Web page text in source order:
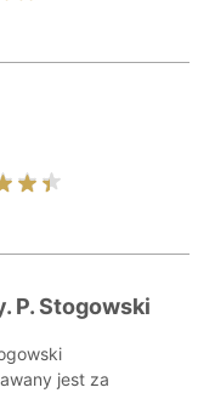
P. Stogowski
jest za